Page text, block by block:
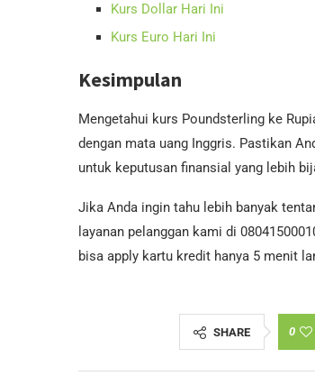
Kurs Dollar Hari Ini
Kurs Euro Hari Ini
Kesimpulan
Mengetahui kurs Poundsterling ke
dengan mata uang Inggris. Pastikan
untuk keputusan finansial yang lebih
Jika Anda ingin tahu lebih banyak
layanan pelanggan kami di
bisa apply kartu kredit hanya 5 menit
SHARE 0